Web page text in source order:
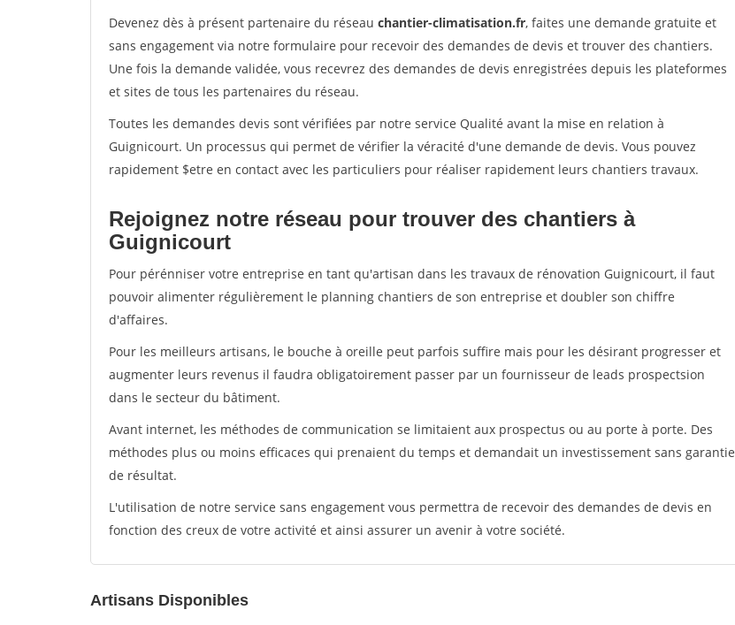
Devenez dès à présent partenaire du réseau chantier-climatisation.fr, faites une demande gratuite et
sans engagement via notre formulaire pour recevoir des demandes de devis et trouver des chantiers.
Une fois la demande validée, vous recevrez des demandes de devis enregistrées depuis les plateformes
et sites de tous les partenaires du réseau.
Toutes les demandes devis sont vérifiées par notre service Qualité avant la mise en relation à
Guignicourt. Un processus qui permet de vérifier la véracité d'une demande de devis. Vous pouvez
rapidement $etre en contact avec les particuliers pour réaliser rapidement leurs chantiers travaux.
Rejoignez notre réseau pour trouver des chantiers à
Guignicourt
Pour pérénniser votre entreprise en tant qu'artisan dans les travaux de rénovation Guignicourt, il faut
pouvoir alimenter régulièrement le planning chantiers de son entreprise et doubler son chiffre
d'affaires.
Pour les meilleurs artisans, le bouche à oreille peut parfois suffire mais pour les désirant progresser et
augmenter leurs revenus il faudra obligatoirement passer par un fournisseur de leads prospectsion
dans le secteur du bâtiment.
Avant internet, les méthodes de communication se limitaient aux prospectus ou au porte à porte. Des
méthodes plus ou moins efficaces qui prenaient du temps et demandait un investissement sans garantie
de résultat.
L'utilisation de notre service sans engagement vous permettra de recevoir des demandes de devis en
fonction des creux de votre activité et ainsi assurer un avenir à votre société.
Artisans Disponibles